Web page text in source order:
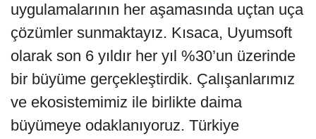
uygulamalarının her aşamasında uçtan uça
çözümler sunmaktayız. Kısaca, Uyumsoft
olarak son 6 yıldır her yıl %30’un üzerinde
bir büyüme gerçekleştirdik. Çalışanlarımız
ve ekosistemimiz ile birlikte daima
büyümeye odaklanıyoruz. Türkiye